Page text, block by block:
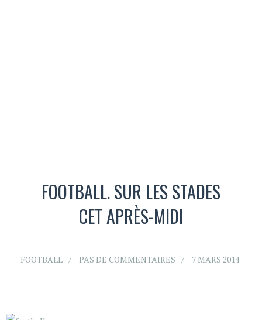
FOOTBALL. SUR LES STADES
CET APRÈS-MIDI
FOOTBALL PAS DE COMMENTAIRES 7 MARS 2014